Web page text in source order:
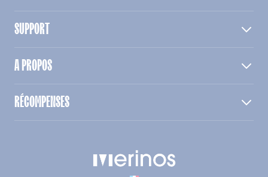
SUPPORT
A PROPOS
RÉCOMPENSES